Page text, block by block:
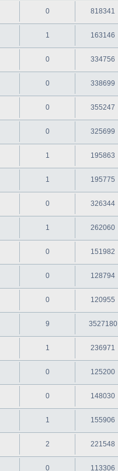
0 818341
1 163146
0 334756
0 338699
0 355247
0 325699
1 195863
1 195775
0 326344
1 262060
0 151982
0 128794
0 120955
9 3527180
1 236971
0 125200
0 148030
1 155906
2 221548
0 113306